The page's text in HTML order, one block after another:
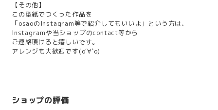
【その他】
この型紙でつくった作品を
「osaoのInstagram等で紹介してもいいよ」という方は、
Instagramや当ショップのcontact等から
ご連絡頂けると嬉しいです。
アレンジも大歓迎です(о´∀`о)
ショップの評価